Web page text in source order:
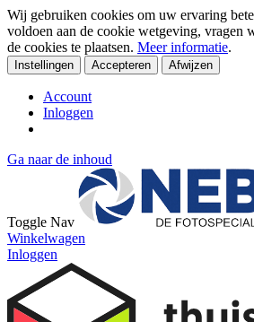
Wij gebruiken cookies om uw ervaring
voldoen aan de cookie wetgeving, vragen
de cookies te plaatsen. Meer informatie.
Instellingen Accepteren Afwijzen
Account
Inloggen
Ga naar de inhoud
Toggle Nav
Winkelwagen
Inloggen